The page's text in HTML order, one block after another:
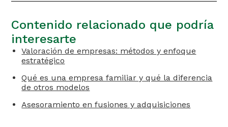
Contenido relacionado que podría
interesarte
Valoración de empresas: métodos y enfoque
estratégico
Qué es una empresa familiar y qué la diferencia
de otros modelos
Asesoramiento en fusiones y adquisiciones